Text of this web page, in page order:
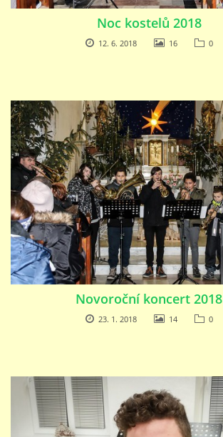
Noc kostelů 2018
12. 6. 2018 16 0
Novoroční koncert 2018
23. 1. 2018 14 0